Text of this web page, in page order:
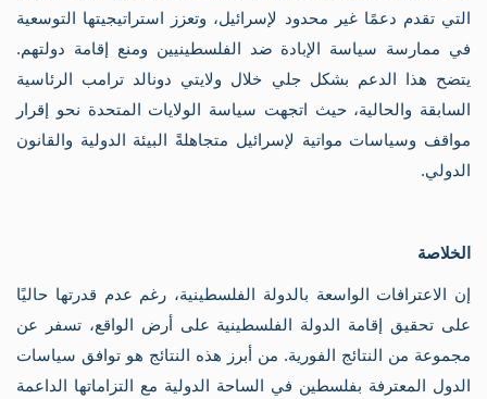
التي تقدم دعمًا غير محدود لإسرائيل، وتعزز استراتيجيتها التوسعية
في ممارسة سياسة الإبادة ضد الفلسطينيين ومنع إقامة دولتهم.
يتضح هذا الدعم بشكل جلي خلال ولايتي دونالد ترامب الرئاسية
السابقة والحالية، حيث اتجهت سياسة الولايات المتحدة نحو إقرار
مواقف وسياسات مواتية لإسرائيل متجاهلةً البيئة الدولية والقانون
الدولي.
الخلاصة
إن الاعترافات الواسعة بالدولة الفلسطينية، رغم عدم قدرتها حاليًا
على تحقيق إقامة الدولة الفلسطينية على أرض الواقع، تسفر عن
مجموعة من النتائج الفورية. من أبرز هذه النتائج هو توافق سياسات
الدول المعترفة بفلسطين في الساحة الدولية مع التزاماتها الداعمة